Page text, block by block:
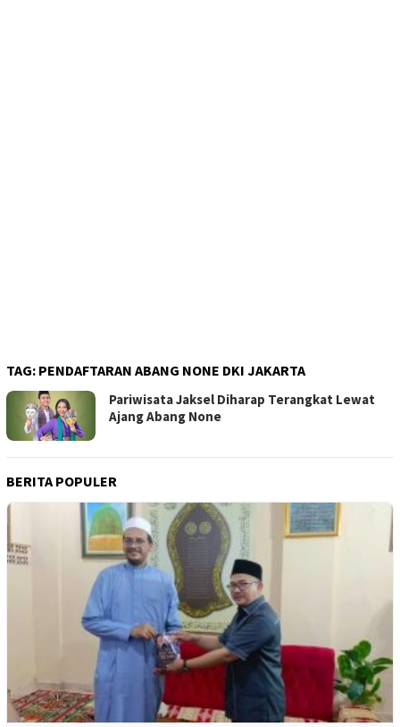
TAG: PENDAFTARAN ABANG NONE DKI JAKARTA
Pariwisata Jaksel Diharap Terangkat Lewat
Ajang Abang None
BERITA POPULER